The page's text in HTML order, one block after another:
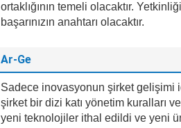
ortaklığının temeli olacaktır.
başarınızın anahtarı olacaktır.
Ar-Ge
Sadece inovasyonun şirket gelişimi
şirket bir dizi katı yönetim kuralları
yeni teknolojiler ithal edildi ve yeni